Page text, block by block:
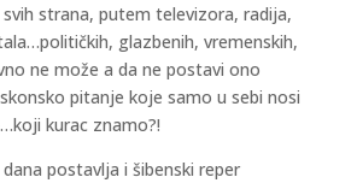
strana, putem televizora, radija,
glazbenih, vremenskih,
ne može a da ne postavi ono
pitanje koje samo u sebi nosi
kurac znamo?!
postavlja i šibenski reper